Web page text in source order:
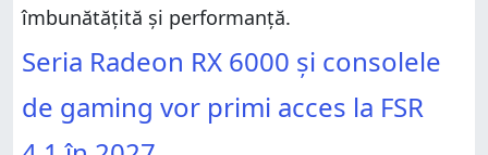
îmbunătățită și performanță.
Seria Radeon RX 6000 și consolele
de gaming vor primi acces la FSR